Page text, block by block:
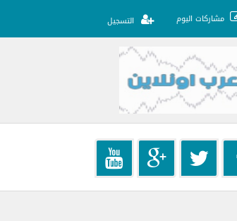
مشاركات اليوم التسجيل